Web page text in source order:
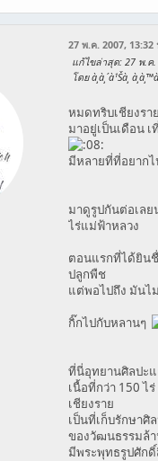
27 พ.ค. 2007, 13:32
แก้ไขล่าสุด: 27 พ.ค.
โดย à¸à¸´à¹Šà¸
หมดทริบเชียงรา
มาอยู่เป็นเดือน เ
มีหลายที่ที่อยาก
มาดูรูปกันต่อเลย
ไร่แม่ฟ้าหลวง
ตอนแรกที่ได้ยิน
ปลูกพืช
แต่พอไปถึง มันไ
กิ๊กไปกับหลานๆ
ที่นี่อุทยานศิลปะ
เนื้อที่กว่า 150 ไ
เชียงราย
เป็นที่เก็บรักษาศิ
ของวัฒนธรรมล้
มีพระพุทธรูปศัก